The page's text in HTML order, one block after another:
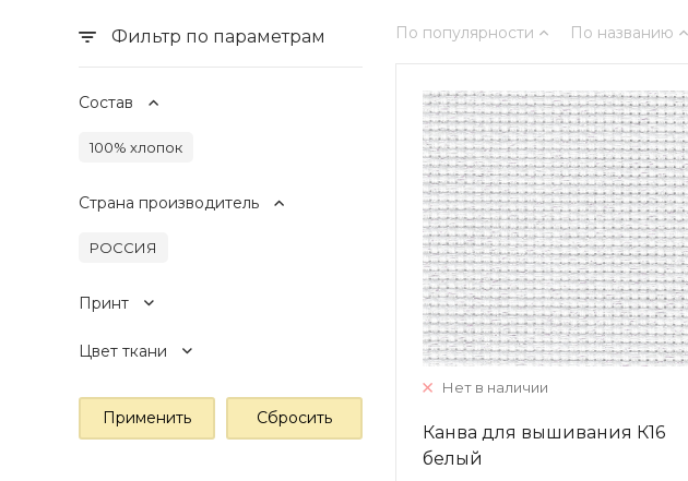
Фильтр по параметрам
Состав
100% хлопок
Страна производитель
РОССИЯ
Принт
Цвет ткани
По популярности По названию
Нет в наличии
Канва для вышивания К16
белый